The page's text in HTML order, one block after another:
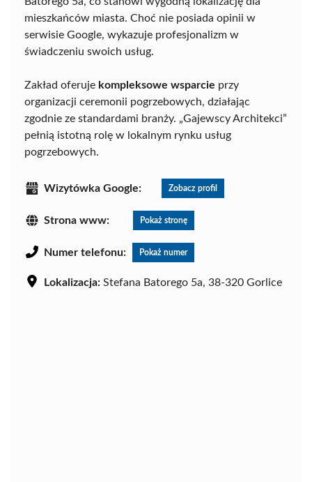
mieszkańców miasta. Choć nie posiada opinii w
serwisie Google, wykazuje profesjonalizm w
świadczeniu swoich usług.
Zakład oferuje kompleksowe wsparcie przy
organizacji ceremonii pogrzebowych, działając
zgodnie ze standardami branży. „Gajewscy Architekci”
pełnią istotną rolę w lokalnym rynku usług
pogrzebowych.
Wizytówka Google: Zobacz profil
Strona www: Pokaż stronę
Numer telefonu: Pokaż numer
Lokalizacja: Stefana Batorego 5a, 38-320 Gorlice